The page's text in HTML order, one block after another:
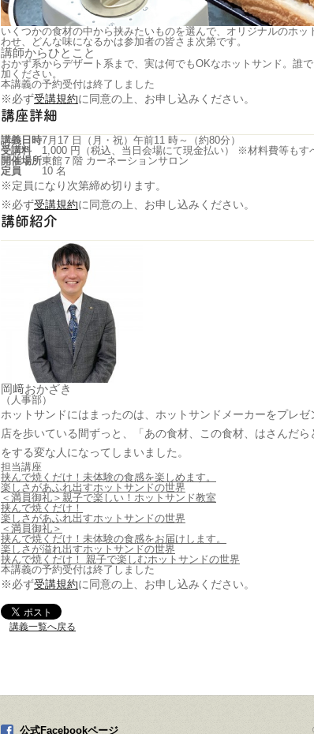
いくつかの食材の中から挟みたいものを選んで、オリジナルのホ
わせ、どんな味になるかは参加者の皆さま次第です。
講師からひとこと
おかず系からデザート系まで、実は何でもOKなホットサンド。誰
加ください。
本講義の予約受付は終了しました
※必ず受講規約に同意の上、お申し込みください。
講座詳細
講義日時7月17 日（月・祝）午前11 時～（約80分）
受講料
1,000 円（税込、当日会場にて現金払い） ※材料費等もす
開催場所東館７階 カーネーションサロン
定員
10 名
※定員になり次第締め切ります。
※必ず受講規約に同意の上、お申し込みください。
講師紹介
岡﨑おかざき
（人事部）
ホットサンドにはまったのは、ホットサンドメーカーをプレ
店を歩いている間ずっと、「あの食材、この食材、はさんだ
をする変な人になってしまいました。
担当講座
挟んで焼くだけ！未体験の食感を楽しめます。
楽しさがあふれ出すホットサンドの世界
＜満員御礼＞親子で楽しい！ホットサンド教室
挟んで焼くだけ！
楽しさがあふれ出すホットサンドの世界
＜満員御礼＞
挟んで焼くだけ！未体験の食感をお届けします。
楽しさが溢れ出すホットサンドの世界
挟んで焼くだけ！ 親子で楽しむホットサンドの世界
本講義の予約受付は終了しました
※必ず受講規約に同意の上、お申し込みください。
講義一覧へ戻る
公式Facebookページ